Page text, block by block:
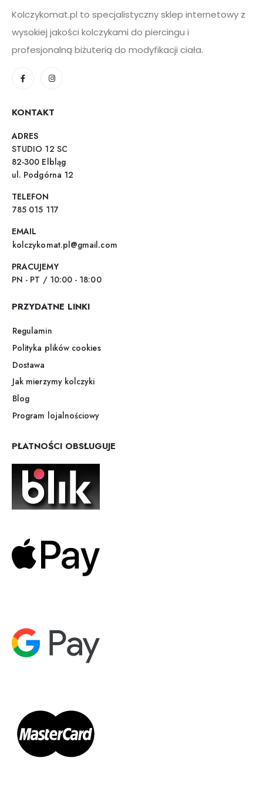
Kolczykomat.pl to specjalistyczny sklep internetowy z
wysokiej jakości kolczykami do piercingu i
profesjonalną biżuterią do modyfikacji ciała.
KONTAKT
ADRES
STUDIO 12 SC
82-300 Elbląg
ul. Podgórna 12
TELEFON
785 015 117
EMAIL
kolczykomat.pl@gmail.com
PRACUJEMY
PN - PT / 10:00 - 18:00
PRZYDATNE LINKI
Regulamin
Polityka plików cookies
Dostawa
Jak mierzymy kolczyki
Blog
Program lojalnościowy
PŁATNOŚCI OBSŁUGUJE